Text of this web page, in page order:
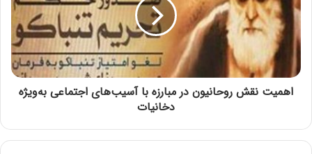
اهمیت نقش روحانیون در مبارزه با آسیب‌های اجتماعی به‌ویژه
دخانیات